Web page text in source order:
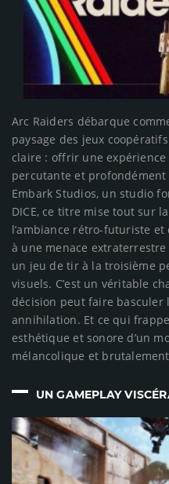
Arc Raiders débarque
paysage des jeux
claire : offrir une
percutante et
Embark Studios, un studio
DICE, ce titre mise tout sur
l’ambiance rétro-futuriste
à une menace extraterrestre
un jeu de tir à la troisième
visuels. C’est un véritable
décision peut faire
annihilation. Et ce qui frappe
esthétique et sonore d’un
mélancolique et
UN GAMEPLAY